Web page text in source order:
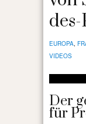
EUROPA,
VIDEOS
Der
für